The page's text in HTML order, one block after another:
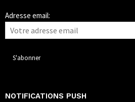
Adresse email:
NOTIFICATIONS PUSH